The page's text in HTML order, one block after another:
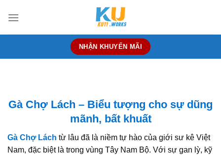
NHẬN KHUYẾN MÃI
Gà Chợ Lách – Biểu tượng cho sự dũng
mãnh, bất khuất
Gà Chợ Lách từ lâu đã là niềm tự hào của giới sư kê Việt
Nam, đặc biệt là trong vùng Tây Nam Bộ. Với sự gan lỳ, kỹ